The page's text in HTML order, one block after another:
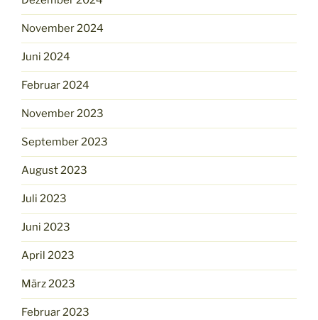
November 2024
Juni 2024
Februar 2024
November 2023
September 2023
August 2023
Juli 2023
Juni 2023
April 2023
März 2023
Februar 2023